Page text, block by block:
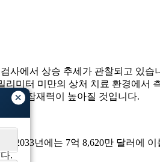
×
사에서 상승 추세가 관찰되고 있습
미터 미만의 상처 치료 환경에서
장 잠재력이 높아질 것입니다.
, 2033년에는 7억 8,620만 달러에
.